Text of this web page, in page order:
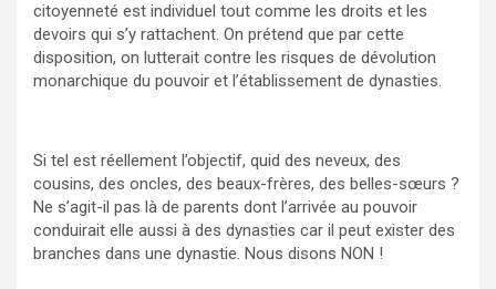
citoyenneté est individuel tout comme les droits et les
devoirs qui s’y rattachent. On prétend que par cette
disposition, on lutterait contre les risques de dévolution
monarchique du pouvoir et l’établissement de dynasties.
Si tel est réellement l’objectif, quid des neveux, des
cousins, des oncles, des beaux-frères, des belles-sœurs ?
Ne s’agit-il pas là de parents dont l’arrivée au pouvoir
conduirait elle aussi à des dynasties car il peut exister des
branches dans une dynastie. Nous disons NON !